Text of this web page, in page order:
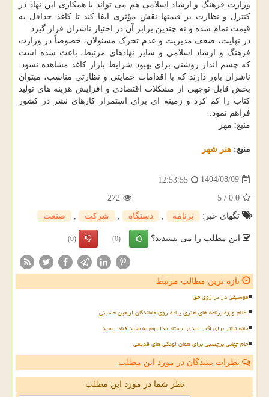
وزارت فرهنگ و ارشاد اسلامی هم می تواند با همکاری این نهاد در
کنترل و نظارت بر قیمتها نقش مؤثری ایفا کند تا کاغذ حداقل به
قیمت تمام شده و نه چندین برابر آن در اختیار ناشران قرار گیرد.
در نهایت، ضعف مدیریت و عدم تحرک مسئولان، خصوصاً در وزارت
فرهنگ و ارشاد اسلامی و سایر نهادهای مرتبط، باعث شده است
که چشم انداز روشنی برای بهبود شرایط بازار کاغذ مشاهده نشود.
ناشران باور دارند که با اقدامات حمایتی و نظارتی مناسب، میتوان
بخش قابل توجهی از مشکلات اقتصادی و افزایش هزینه های تولید
کتاب را کم کرد و زمینه ای برای استمرار کارهای نشر در کشور
فراهم نمود.
منبع: مهر
منبع: هنر شهر
1404/08/09
12:53:55
0.0
/
5
272
تگهای خبر:
برنامه دستگاه شركت صنعت
این مطلب را می پسندید؟ (0)
(0)
تازه ترین مطالب مرتبط
موسیقی در ترازوی حق
اعلام ویژه برنامه های هنری پیاده روی جاماندگان اربعین حسینی
خانه تئاتر برای اکبر عبدی ایستاد مدالیوم به مجید قناد رسید
جام جهانی برچسبی برای همان لودگی های قدیمی
نظرات بینندگان در مورد این مطلب
نظر شما در مورد این مطلب